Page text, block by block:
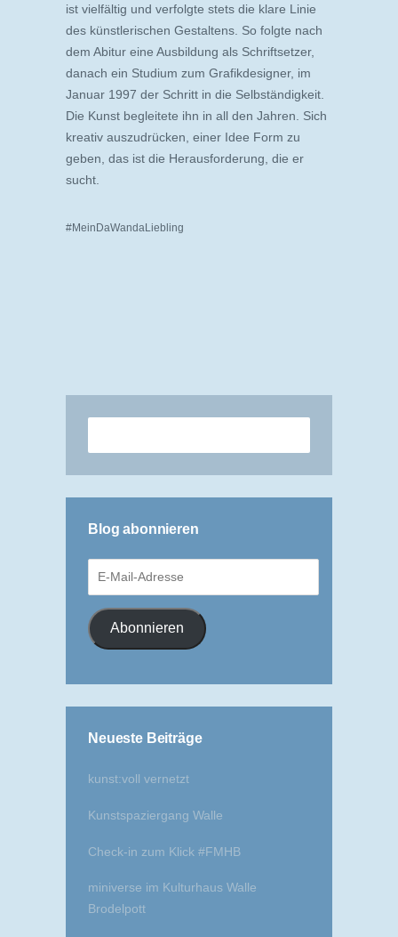
ist vielfältig und verfolgte stets die klare Linie
des künstlerischen Gestaltens. So folgte nach
dem Abitur eine Ausbildung als Schriftsetzer,
danach ein Studium zum Grafikdesigner, im
Januar 1997 der Schritt in die Selbständigkeit.
Die Kunst begleitete ihn in all den Jahren. Sich
kreativ auszudrücken, einer Idee Form zu
geben, das ist die Herausforderung, die er
sucht.
#MeinDaWandaLiebling
Blog abonnieren
Adresse
Abonnieren
Neueste Beiträge
kunst:voll vernetzt
Kunstspaziergang Walle
Check-in zum Klick #FMHB
miniverse im Kulturhaus Walle
Brodelpott